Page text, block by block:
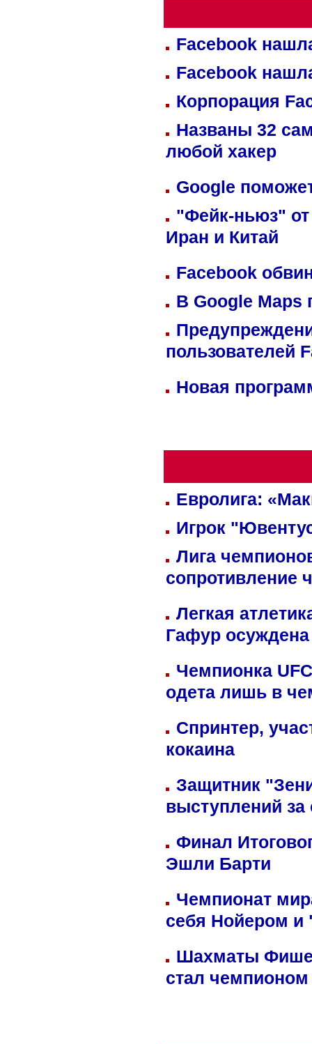
Facebook
Facebook
Корпорация
Названы 32
любой хакер
Google
"Фейк-ньюз" от
Иран и Китай
Facebook
В Google Maps
пользователей
Новая
Евролига:
Игрок
Лига
сопротивление
Легкая
Гафур осуждена
Чемпионка
одета лишь в
Спринтер,
кокаина
Защитник
выступлений
Финал
Эшли Барти
Чемпионат
себя Нойером и
Шахматы
стал